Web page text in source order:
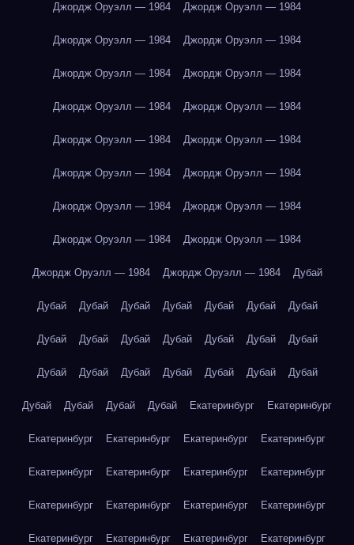
Джордж Оруэлл — 1984 Джордж Оруэлл — 1984
Джордж Оруэлл — 1984 Джордж Оруэлл — 1984
Джордж Оруэлл — 1984 Джордж Оруэлл — 1984
Джордж Оруэлл — 1984 Джордж Оруэлл — 1984
Джордж Оруэлл — 1984 Джордж Оруэлл — 1984
Джордж Оруэлл — 1984 Джордж Оруэлл — 1984
Джордж Оруэлл — 1984 Джордж Оруэлл — 1984
Джордж Оруэлл — 1984 Джордж Оруэлл — 1984
Джордж Оруэлл — 1984 Джордж Оруэлл — 1984 Дубай
Дубай Дубай Дубай Дубай Дубай Дубай Дубай
Дубай Дубай Дубай Дубай Дубай Дубай Дубай
Дубай Дубай Дубай Дубай Дубай Дубай Дубай
Дубай Дубай Дубай Дубай Екатеринбург Екатеринбург
Екатеринбург Екатеринбург Екатеринбург Екатеринбург
Екатеринбург Екатеринбург Екатеринбург Екатеринбург
Екатеринбург Екатеринбург Екатеринбург Екатеринбург
Екатеринбург Екатеринбург Екатеринбург Екатеринбург